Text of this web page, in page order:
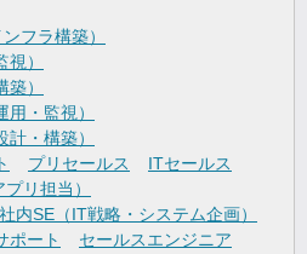
フラ構築）
）
）
・監視）
・構築）
プリセールス
ITセールス
リ担当）
社内SE（IT戦略・システム企画）
ポート
セールスエンジニア